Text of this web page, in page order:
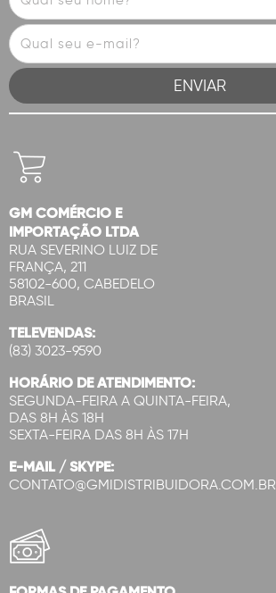
GM COMÉRCIO E
IMPORTAÇÃO LTDA
RUA SEVERINO LUIZ DE
FRANÇA, 211
58102-600, CABEDELO
BRASIL
TELEVENDAS:
(83) 3023-9590
HORÁRIO DE ATENDIMENTO:
SEGUNDA-FEIRA A QUINTA-FEIRA,
DAS 8H ÀS 18H
SEXTA-FEIRA DAS 8H ÀS 17H
E-MAIL / SKYPE:
CONTATO@GMIDISTRIBUIDORA.COM.BR